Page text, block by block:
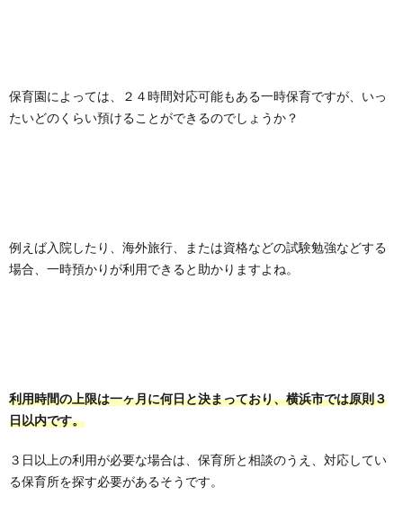
保育園によっては、２４時間対応可能もある一時保育ですが、いっ
たいどのくらい預けることができるのでしょうか？
例えば入院したり、海外旅行、または資格などの試験勉強などする
場合、一時預かりが利用できると助かりますよね。
利用時間の上限は一ヶ月に何日と決まっており、横浜市では原則３
日以内です。
３日以上の利用が必要な場合は、保育所と相談のうえ、対応してい
る保育所を探す必要があるそうです。